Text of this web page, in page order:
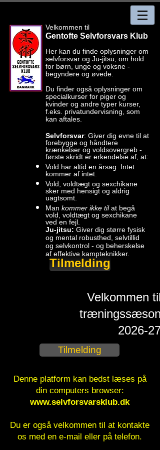
Velkommen til
Gentofte Selvforsvars Klub
Her kan du finde oplysninger om
selvforsvar og Ju-jitsu, om hold
for børn, unge og voksne -
begyndere og øvede.
Du finder også oplysninger om
specialkurser for piger og
kvinder og andre typer kurser,
f.eks. privatundervisning, som
kan aftales.
Selvforsvar: Giver dig evne til at
forebygge og håndtere
krænkelser og voldsovergreb -
første skridt er erkendelse af, at:
Vold har altid en årsag. Intet
kommer af intet.
Vold, voldtægt og sexchikane
sker med hensigt og aldrig
uagtsomt.
Man kommer ikke tilat begå
vold, voldtægt og sexchikane
ved en fejl.
Ju-jitsu: Giver dig større fysisk
og mental robusthed, selvtillid
og selvkontrol - og beherskelse
af effektive kampteknikker.
Tilmelding
​ Velkommen til
træningssæson
2026-27
Tilmelding
Denne platform kan bedst læses på
din computers browser:
www.selvforsvarsklub.dk
Du er også velkommen til at kontakte
os med en e-mail eller på telefon.